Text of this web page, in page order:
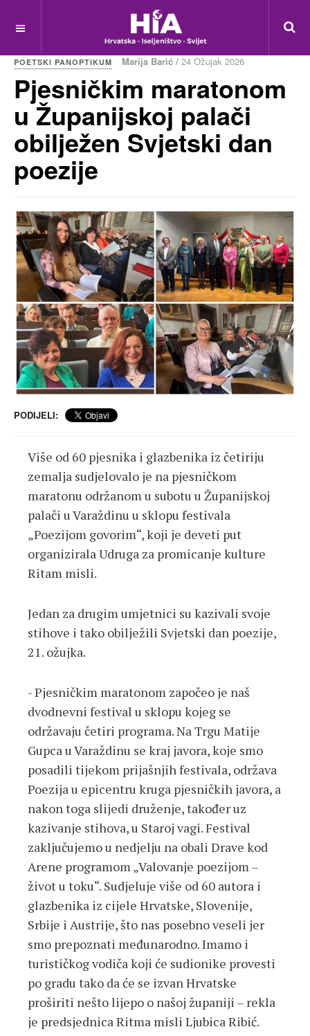
POETSKI PANOPTIKUM Marija Barić / 24 Ožujak 2026
Pjesničkim maratonom
u Županijskoj palači
obilježen Svjetski dan
poezije
PODIJELI:
Više od 60 pjesnika i glazbenika iz četiriju
zemalja sudjelovalo je na pjesničkom
maratonu održanom u subotu u Županijskoj
palači u Varaždinu u sklopu festivala
„Poezijom govorim“, koji je deveti put
organizirala Udruga za promicanje kulture
Ritam misli.
Jedan za drugim umjetnici su kazivali svoje
stihove i tako obilježili Svjetski dan poezije,
21. ožujka.
- Pjesničkim maratonom započeo je naš
dvodnevni festival u sklopu kojeg se
održavaju četiri programa. Na Trgu Matije
Gupca u Varaždinu se kraj javora, koje smo
posadili tijekom prijašnjih festivala, održava
Poezija u epicentru kruga pjesničkih javora, a
nakon toga slijedi druženje, također uz
kazivanje stihova, u Staroj vagi. Festival
zaključujemo u nedjelju na obali Drave kod
Arene programom „Valovanje poezijom –
život u toku“. Sudjeluje više od 60 autora i
glazbenika iz cijele Hrvatske, Slovenije,
Srbije i Austrije, što nas posebno veseli jer
smo prepoznati međunarodno. Imamo i
turističkog vodiča koji će sudionike provesti
po gradu tako da će se izvan Hrvatske
proširiti nešto lijepo o našoj županiji – rekla
je predsjednica Ritma misli Ljubica Ribić.